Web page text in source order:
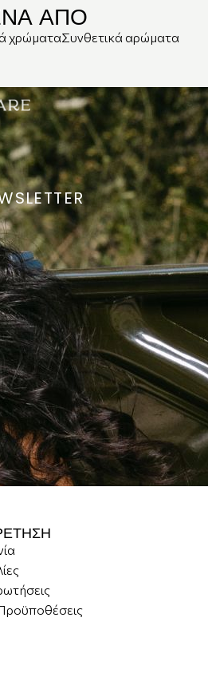
ΑΠΟ
χρώματαΣυνθετικά αρώματα